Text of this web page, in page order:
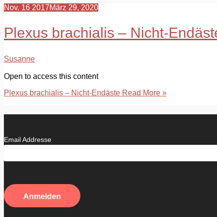
Nov. 16 2017März 29, 2020
Plexus brachialis – Nicht-
Susanne
Open to access this content
Plexus brachialis – Nicht-Endäste Read More »
Email Addresse